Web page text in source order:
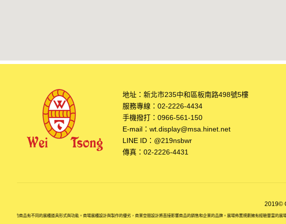
地址：新北市235中和區板南路498號5樓
服務專線：02-2226-4434
手機撥打：0966-561-150
E-mail：wt.display@msa.hinet.net
LINE ID： @219nsbwr
傳真：02-2226-4431
2019©
不同的商品有不同的展櫃道具形式與功能。商場展櫃設計與製作的優劣，商業空間設計將直接影響商品的銷售和企業的品牌。展場佈置規劃擁有經驗豐富的展